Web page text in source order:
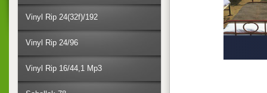
Vinyl Rip 24(32f)/192
Vinyl Rip 24/96
Vinyl Rip 16/44,1 Mp3